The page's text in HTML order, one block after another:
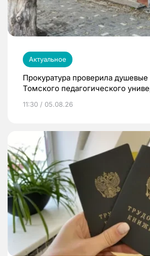
Актуальное
Прокуратура проверила
Томского педагогического
11:30 / 05.08.26